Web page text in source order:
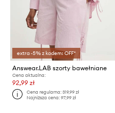
extra -5% z kodem: OFF*
Answear.LAB szorty bawełniane
Cena aktualna:
92,99 zł
Cena regularna:319,99 zł
Najniższa cena:97,99 zł